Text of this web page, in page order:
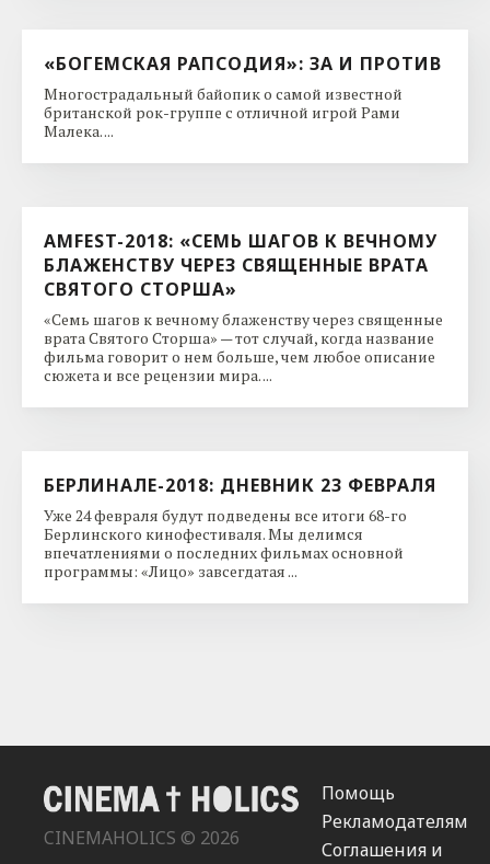
«БОГЕМСКАЯ РАПСОДИЯ»: ЗА И ПРОТИВ
Многострадальный байопик о самой известной
британской рок-группе с отличной игрой Рами
Малека. ...
AMFEST-2018: «СЕМЬ ШАГОВ К ВЕЧНОМУ
БЛАЖЕНСТВУ ЧЕРЕЗ СВЯЩЕННЫЕ ВРАТА
СВЯТОГО СТОРША»
«Семь шагов к вечному блаженству через священные
врата Святого Сторша» — тот случай, когда название
фильма говорит о нем больше, чем любое описание
сюжета и все рецензии мира. ...
БЕРЛИНАЛЕ-2018: ДНЕВНИК 23 ФЕВРАЛЯ
Уже 24 февраля будут подведены все итоги 68-го
Берлинского кинофестиваля. Мы делимся
впечатлениями о последних фильмах основной
программы: «Лицо» завсегдатая ...
CINEMAHOLICS © 2026
Помощь
Рекламодателям
Соглашения и